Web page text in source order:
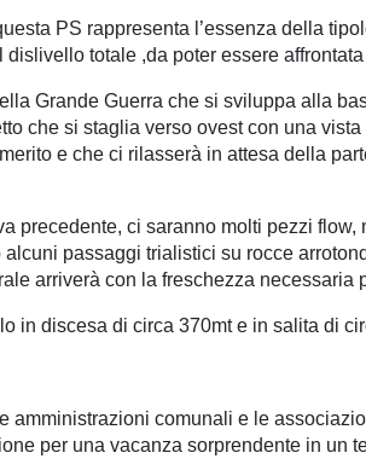
PS rappresenta l’essenza della
totale ,da poter essere
Grande Guerra che si sviluppa alla
che si staglia verso ovest con una
e che ci rilasserà in attesa della
precedente, ci saranno molti pezzi
passaggi trialistici su rocce
arriverà con la freschezza necessaria
in discesa di circa 370mt e in salita di
comunali e le
per una vacanza sorprendente in un